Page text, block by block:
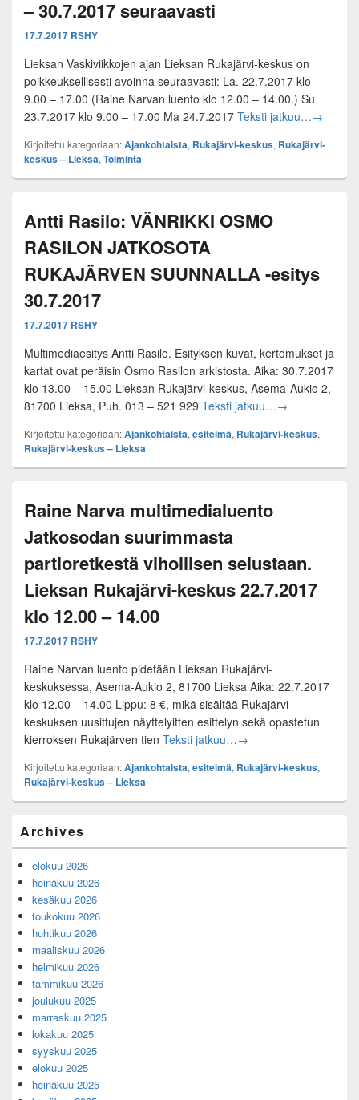
– 30.7.2017 seuraavasti
17.7.2017 RSHY
Lieksan Vaskiviikkojen ajan Lieksan Rukajärvi-keskus on
poikkeuksellisesti avoinna seuraavasti: La. 22.7.2017 klo
9.00 – 17.00 (Raine Narvan luento klo 12.00 – 14.00.) Su
23.7.2017 klo 9.00 – 17.00 Ma 24.7.2017 Teksti jatkuu…Lieksan
→
Kirjoitettu kategoriaan:Ajankohtaista, Rukajärvi-keskus, Rukajärvi-
keskus – Lieksa, Toiminta
Antti Rasilo: VÄNRIKKI OSMO
RASILON JATKOSOTA
RUKAJÄRVEN SUUNNALLA -esitys
30.7.2017
17.7.2017 RSHY
Multimediaesitys Antti Rasilo. Esityksen kuvat, kertomukset ja
kartat ovat peräisin Osmo Rasilon arkistosta. Aika: 30.7.2017
klo 13.00 – 15.00 Lieksan Rukajärvi-keskus, Asema-Aukio 2,
81700 Lieksa, Puh. 013 – 521 929 Teksti jatkuu…Antti Rasilo:
→
Kirjoitettu kategoriaan:Ajankohtaista, esitelmä, Rukajärvi-keskus,
Rukajärvi-keskus – Lieksa
Raine Narva multimedialuento
Jatkosodan suurimmasta
partioretkestä vihollisen selustaan.
Lieksan Rukajärvi-keskus 22.7.2017
klo 12.00 – 14.00
17.7.2017 RSHY
Raine Narvan luento pidetään Lieksan Rukajärvi-
keskuksessa, Asema-Aukio 2, 81700 Lieksa Aika: 22.7.2017
klo 12.00 – 14.00 Lippu: 8 €, mikä sisältää Rukajärvi-
keskuksen uusittujen näyttelyitten esittelyn sekä opastetun
kierroksen Rukajärven tien Teksti jatkuu…Raine Narva
→
Kirjoitettu kategoriaan:Ajankohtaista, esitelmä, Rukajärvi-keskus,
Rukajärvi-keskus – Lieksa
Sidebar
Area
Archives
elokuu 2026
heinäkuu 2026
kesäkuu 2026
toukokuu 2026
huhtikuu 2026
maaliskuu 2026
helmikuu 2026
tammikuu 2026
joulukuu 2025
marraskuu 2025
lokakuu 2025
syyskuu 2025
elokuu 2025
heinäkuu 2025